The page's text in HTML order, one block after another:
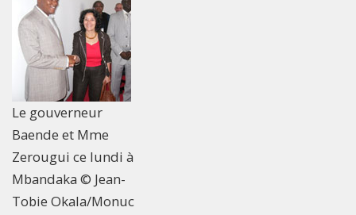
Le gouverneur
Baende et Mme
Zerougui ce lundi à
Mbandaka © Jean-
Tobie Okala/Monuc